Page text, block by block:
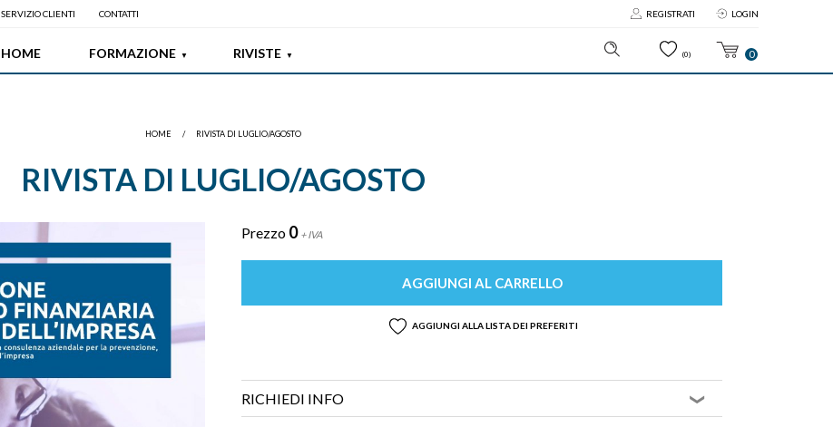
SERVIZIO CLIENTI CONTATTI REGISTRATI LOGIN
HOME FORMAZIONE RIVISTE (0) 0
HOME / RIVISTA DI LUGLIO/AGOSTO
RIVISTA DI LUGLIO/AGOSTO
Prezzo 0 + IVA
AGGIUNGI AL CARRELLO
AGGIUNGI ALLA LISTA DEI PREFERITI
RICHIEDI INFO